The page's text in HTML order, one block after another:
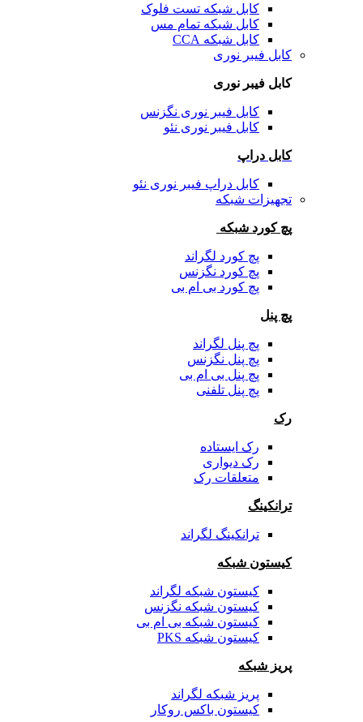
کابل شبکه تست فلوک
کابل شبکه تمام مس
کابل شبکه CCA
کابل فیبر نوری
کابل فیبر نوری
کابل فیبر نوری نگزنس
کابل فیبر نوری نئو
کابل دراپ
کابل دراپ فیبر نوری نئو
تجهیزات شبکه
پچ کورد شبکه
پچ کورد لگراند
پچ کورد نگزنس
پچ کورد بی ام بی
پچ پنل
پچ پنل لگراند
پچ پنل نگزنس
پچ پنل بی ام بی
پچ پنل تلفنی
رک
رک ایستاده
رک دیواری
متعلقات رک
ترانکینگ
ترانکینگ لگراند
کیستون شبکه
کیستون شبکه لگراند
کیستون شبکه نگزنس
کیستون شبکه بی ام بی
کیستون شبکه PKS
پریز شبکه
پریز شبکه لگراند
کیستون باکس روکار